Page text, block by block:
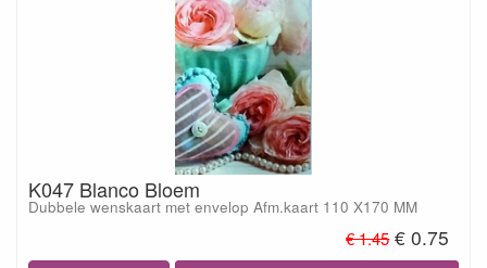
K047 Blanco Bloem
Dubbele wenskaart met envelop Afm.kaart 110 X170 MM
€ 1.45 € 0.75